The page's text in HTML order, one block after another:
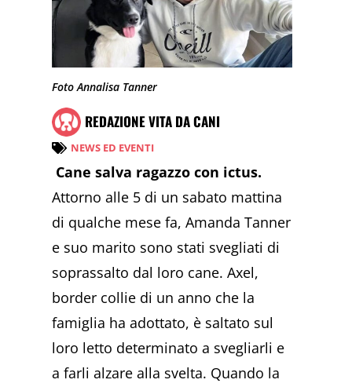
Foto Annalisa Tanner
REDAZIONE VITA DA CANI
NEWS ED EVENTI
Cane salva ragazzo con ictus.
Attorno alle 5 di un sabato mattina
di qualche mese fa, Amanda Tanner
e suo marito sono stati svegliati di
soprassalto dal loro cane. Axel,
border collie di un anno che la
famiglia ha adottato, è saltato sul
loro letto determinato a svegliarli e
a farli alzare alla svelta. Quando la